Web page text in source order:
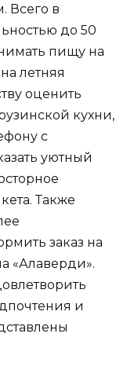
Всего в
до 50
пищу на
летняя
оценить
кухни,
с
уютный
Также
заказ на
«Алаверди».
и